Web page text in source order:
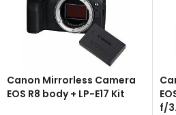
Canon Mirrorless Camera
EOS R8 body + LP-E17 Kit
f/